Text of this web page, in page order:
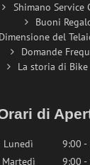
Shimano Service
Buoni
del
Domande
La storia di Bike
di
Lunedì
9:00 -
Martedì
9:00 -